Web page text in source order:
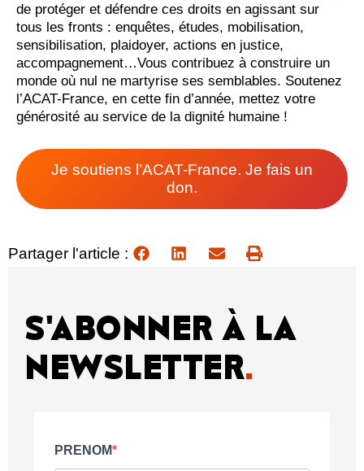
de protéger et défendre ces droits en agissant sur
tous les fronts : enquêtes, études, mobilisation,
sensibilisation, plaidoyer, actions en justice,
accompagnement…Vous contribuez à construire un
monde où nul ne martyrise ses semblables. Soutenez
l’ACAT-France, en cette fin d’année, mettez votre
générosité au service de la dignité humaine !
Je soutiens l’ACAT-France. Je fais un
don.
Partager l'article :
S'ABONNER À LA
NEWSLETTER.
PRENOM